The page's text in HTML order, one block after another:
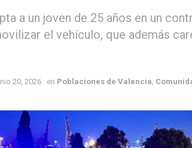
a un joven de 25 años en un
el vehículo, que además
20, 2026 en Poblaciones de Valencia